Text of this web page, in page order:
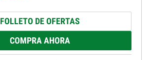
FOLLETO DE OFERTAS
COMPRA AHORA